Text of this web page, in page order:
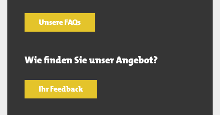
Unsere FAQs
Wie finden Sie unser Angebot?
Ihr Feedback